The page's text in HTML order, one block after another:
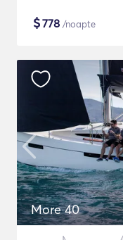
$778 /noapte
More 40